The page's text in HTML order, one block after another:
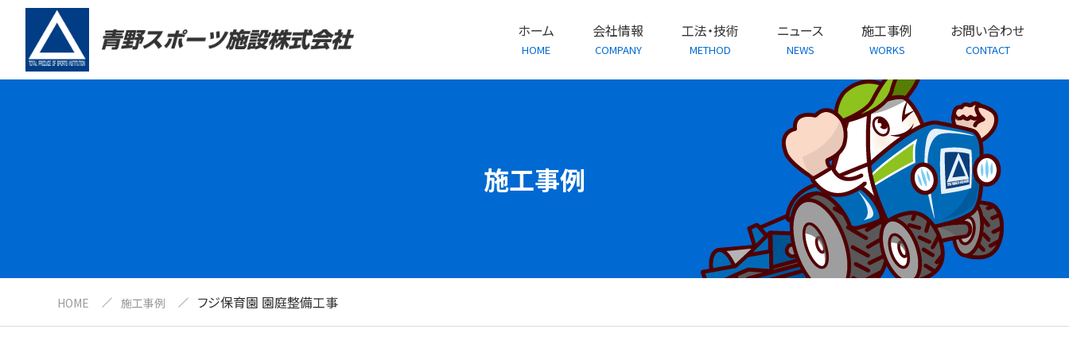
ホーム
HOME
会社情報
COMPANY
工法・技術
METHOD
ニュース
NEWS
施工事例
WORKS
お問い合わせ
CONTACT
施工事例
HOME 施工事例 フジ保育園 園庭整備工事